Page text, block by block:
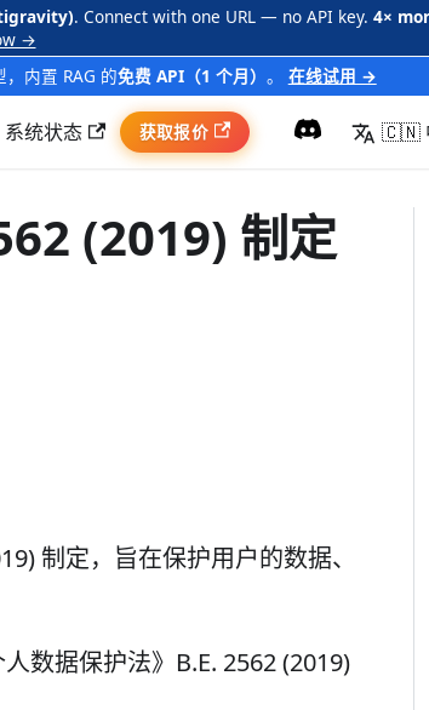
. Connect with one URL — no API key. 4×
→
内置 RAG 的免费 API（1 个月） 。 在线试用 →
系统状态 获取报价 🇨🇳
(2019) 制定
制定，旨在保护用户的数据、
数据保护法》B.E. 2562 (2019)